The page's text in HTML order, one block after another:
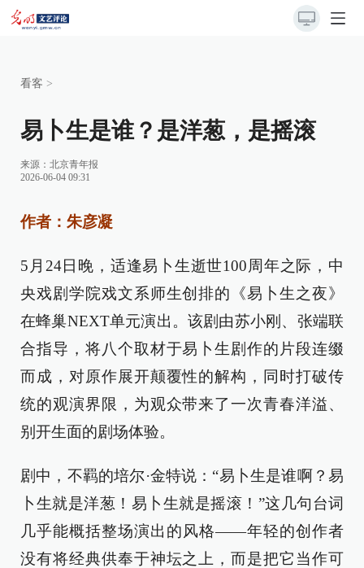
看客 >
易卜生是谁？是洋葱，是摇滚
来源： 北京青年报
2026-06-04 09:31
作者：朱彦凝
5月24日晚，适逢易卜生逝世100周年之际，中
央戏剧学院戏文系师生创排的《易卜生之夜》
在蜂巢NEXT单元演出。该剧由苏小刚、张端联
合指导，将八个取材于易卜生剧作的片段连缀
而成，对原作展开颠覆性的解构，同时打破传
统的观演界限，为观众带来了一次青春洋溢、
别开生面的剧场体验。
剧中，不羁的培尔·金特说：“易卜生是谁啊？易
卜生就是洋葱！易卜生就是摇滚！”这几句台词
几乎能概括整场演出的风格——年轻的创作者
没有将经典供奉于神坛之上，而是把它当作可